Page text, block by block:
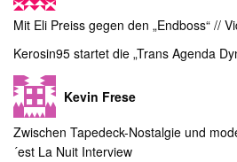
Mit Eli Preiss gegen den „Endboss“ //
Kerosin95 startet die „Trans Agenda
Kevin Frese
Zwischen Tapedeck-Nostalgie und
´est La Nuit Interview